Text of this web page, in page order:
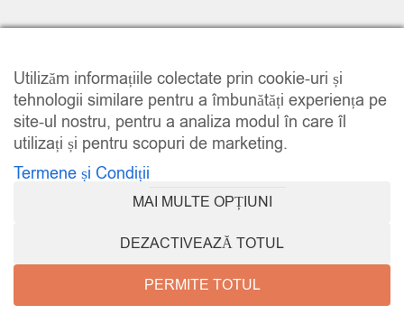
Utilizăm informațiile colectate prin cookie-uri și
tehnologii similare pentru a îmbunătăți experiența pe
site-ul nostru, pentru a analiza modul în care îl
utilizați și pentru scopuri de marketing.
Termene și Condiții
MAI MULTE OPȚIUNI
DEZACTIVEAZĂ TOTUL
PERMITE TOTUL
COMPARE (0)
COMPARE
REMOVE ALL PRODUCTS